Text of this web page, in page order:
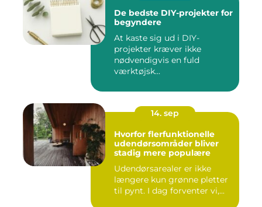
De bedste DIY-projekter for
begyndere
At kaste sig ud i DIY-
projekter kræver ikke
nødvendigvis en fuld
værktøjsk...
14. sep
Hvorfor flerfunktionelle
udendørsområder bliver
stadig mere populære
Udendørsarealer er ikke
længere kun grønne pletter
til pynt. I dag forventer vi,...